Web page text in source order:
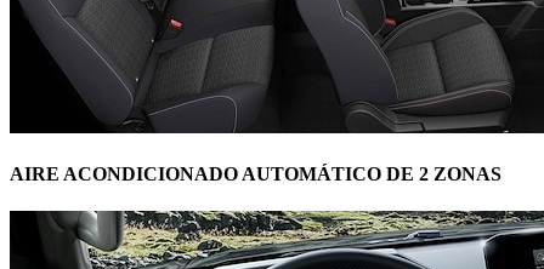
AIRE ACONDICIONADO AUTOMÁTICO DE 2 ZONAS